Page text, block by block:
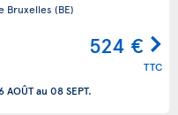
Bruxelles (BE)
524 €
TTC
AOÛTau 08 SEPT.